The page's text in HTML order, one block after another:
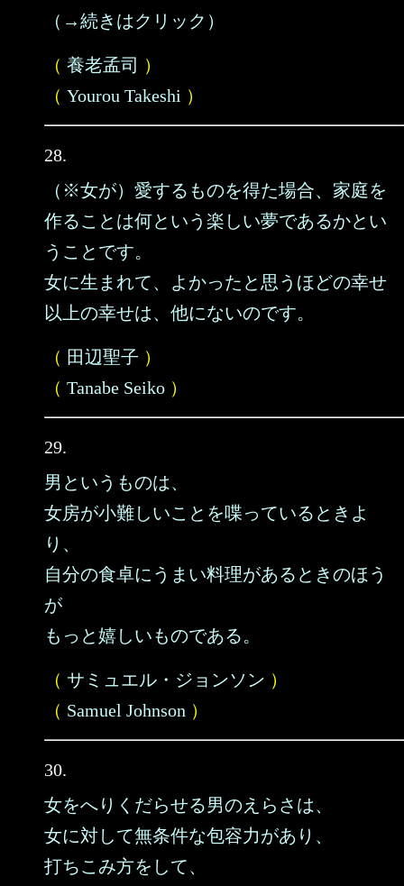
（→続きはクリック）
（ 養老孟司 ）
（ Yourou Takeshi ）
28.
（※女が）愛するものを得た場合、家庭を
作ることは何という楽しい夢であるかとい
うことです。
女に生まれて、よかったと思うほどの幸せ
以上の幸せは、他にないのです。
（ 田辺聖子 ）
（ Tanabe Seiko ）
29.
男というものは、
女房が小難しいことを喋っているときよ
り、
自分の食卓にうまい料理があるときのほう
が
もっと嬉しいものである。
（ サミュエル・ジョンソン ）
（ Samuel Johnson ）
30.
女をへりくだらせる男のえらさは、
女に対して無条件な包容力があり、
打ちこみ方をして、